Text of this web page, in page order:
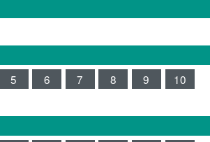
5 6 7 8 9
10